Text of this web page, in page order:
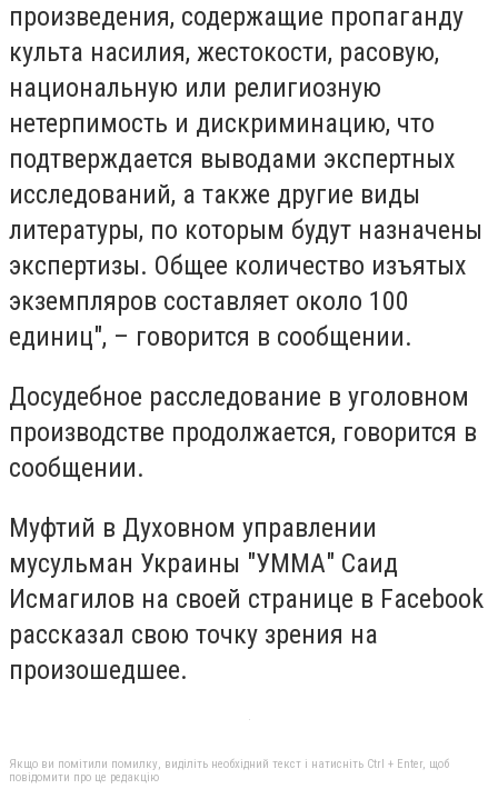
произведения, содержащие пропаганду
культа насилия, жестокости, расовую,
национальную или религиозную
нетерпимость и дискриминацию, что
подтверждается выводами экспертных
исследований, а также другие виды
литературы, по которым будут назначены
экспертизы. Общее количество изъятых
экземпляров составляет около 100
единиц", – говорится в сообщении.
Досудебное расследование в уголовном
производстве продолжается, говорится в
сообщении.
Муфтий в Духовном управлении
мусульман Украины "УММА" Саид
Исмагилов на своей странице в Facebook
рассказал свою точку зрения на
произошедшее.
Якщо ви помітили помилку, виділіть необхідний текст і натисніть Ctrl + Enter, щоб
повідомити про це редакцію